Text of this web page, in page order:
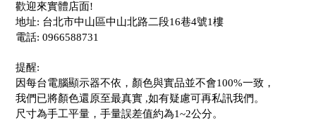
歡迎來實體店面!
地址: 台北市中山區中山北路二段16巷4號1樓
電話: 0966588731
提醒:
因每台電腦顯示器不依，顏色與實品並不會100%一致，
我們已將顏色還原至最真實 ,如有疑慮可再私訊我們。
尺寸為手工平量，手量誤差值約為1~2公分。